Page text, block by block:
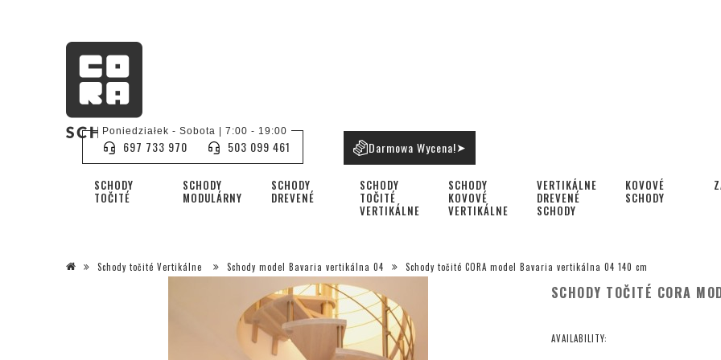
SCHODY
TOČITÉ
SCHODY
MODULÁRNY
SCHODY
DREVENÉ
SCHODY
TOČITÉ
VERTIKÁLNE
SCHODY
KOVOVÉ
VERTIKÁLNE
VERTIKÁLNE
DREVENÉ
SCHODY
KOVOVÉ
SCHODY
Poniedziałek - Sobota | 7:00 - 19:00
697 733 970 503 099 461 Darmowa Wycena!➤
Schody točité Vertikálne Schody model Bavaria vertikálna 04 Schody točité CORA model Bavaria vertikálna 04 140 cm
SCHODY TOČITÉ CORA
AVAILABILITY: